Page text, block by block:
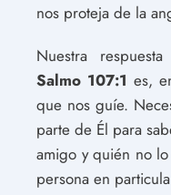
nos proteja de la
Nuestra
Salmo 107:1 es,
que nos guíe.
parte de Él para
amigo y quién no
persona en